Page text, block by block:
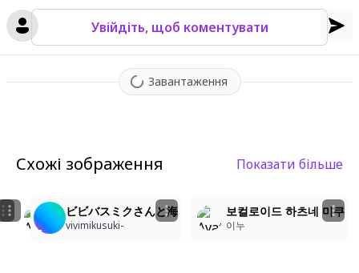
Увійдіть, щоб коментувати
Завантаження
Схожі зображення Показати більше
青髪ビーチガール！夏の日差しと風を感じて
Yuki
보컬로이드 하츠네 미쿠 해변
이누
ビビバスミクさんと海
vivimikusuki-
보컬로이드 하츠네 미쿠
이누